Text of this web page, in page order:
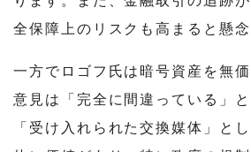
全保障上のリスクも高まると懸念
一方でロゴフ氏は暗号資産を無
意見は「完全に間違っている」と
「受け入れられた交換媒体」と